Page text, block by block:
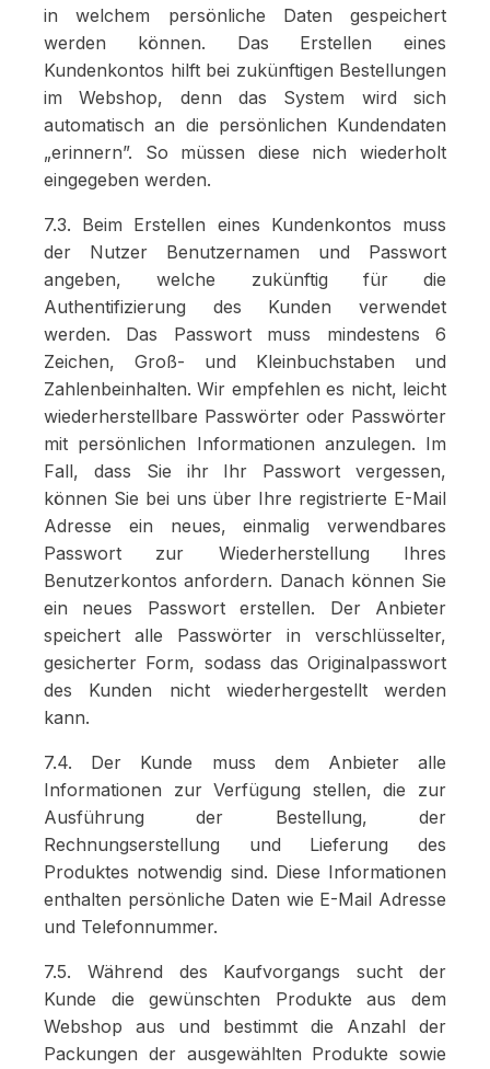
in welchem persönliche Daten gespeichert
werden können. Das Erstellen eines
Kundenkontos hilft bei zukünftigen Bestellungen
im Webshop, denn das System wird sich
automatisch an die persönlichen Kundendaten
„erinnern”. So müssen diese nich wiederholt
eingegeben werden.
7.3. Beim Erstellen eines Kundenkontos muss
der Nutzer Benutzernamen und Passwort
angeben, welche zukünftig für die
Authentifizierung des Kunden verwendet
werden. Das Passwort muss mindestens 6
Zeichen, Groß- und Kleinbuchstaben und
Zahlenbeinhalten. Wir empfehlen es nicht, leicht
wiederherstellbare Passwörter oder Passwörter
mit persönlichen Informationen anzulegen. Im
Fall, dass Sie ihr Ihr Passwort vergessen,
können Sie bei uns über Ihre registrierte E-Mail
Adresse ein neues, einmalig verwendbares
Passwort zur Wiederherstellung Ihres
Benutzerkontos anfordern. Danach können Sie
ein neues Passwort erstellen. Der Anbieter
speichert alle Passwörter in verschlüsselter,
gesicherter Form, sodass das Originalpasswort
des Kunden nicht wiederhergestellt werden
kann.
7.4. Der Kunde muss dem Anbieter alle
Informationen zur Verfügung stellen, die zur
Ausführung der Bestellung, der
Rechnungserstellung und Lieferung des
Produktes notwendig sind. Diese Informationen
enthalten persönliche Daten wie E-Mail Adresse
und Telefonnummer.
7.5. Während des Kaufvorgangs sucht der
Kunde die gewünschten Produkte aus dem
Webshop aus und bestimmt die Anzahl der
Packungen der ausgewählten Produkte sowie